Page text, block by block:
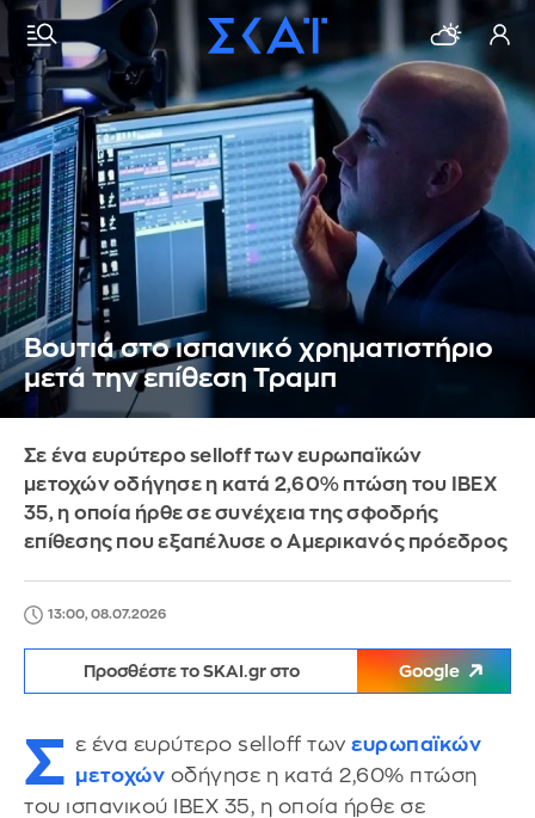
Βουτιά στο ισπανικό χρηματιστήριο
μετά την επίθεση Τραμπ
Σε ένα ευρύτερο selloff των ευρωπαϊκών
μετοχών οδήγησε η κατά 2,60% πτώση του IBEX
35, η οποία ήρθε σε συνέχεια της σφοδρής
επίθεσης που εξαπέλυσε ο Αμερικανός πρόεδρος
13:00, 08.07.2026
Προσθέστε το SKAI.gr στο Google
Σ ε ένα ευρύτερο selloff των ευρωπαϊκών
μετοχών οδήγησε η κατά 2,60% πτώση
του ισπανικού IBEX 35, η οποία ήρθε σε